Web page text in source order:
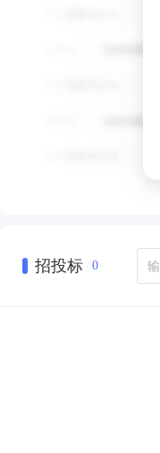
招投标 0